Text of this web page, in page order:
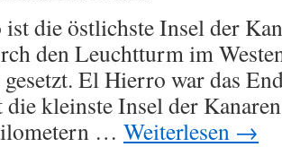
die östlichste Insel der
den Leuchtturm im
El Hierro war das
kleinste Insel der
… Weiterlesen →